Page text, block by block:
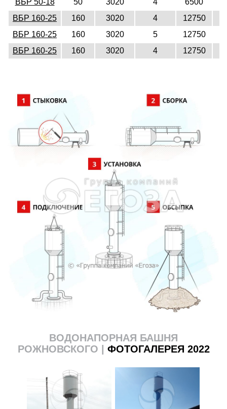
ВБР 160-25
160 3020 4 12750
ВБР 160-25
160 3020 5 12750
ВБР 160-25
160 3020 4 12750
ВОДОНАПОРНАЯ БАШНЯ
РОЖНОВСКОГО |
ФОТОГАЛЕРЕЯ 2022